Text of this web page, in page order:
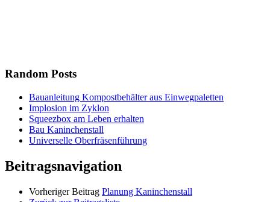
Random Posts
Bauanleitung Kompostbehälter aus Einwegpaletten
Implosion im Zyklon
Squeezbox am Leben erhalten
Bau Kaninchenstall
Universelle Oberfräsenführung
Beitragsnavigation
Vorheriger Beitrag Planung Kaninchenstall